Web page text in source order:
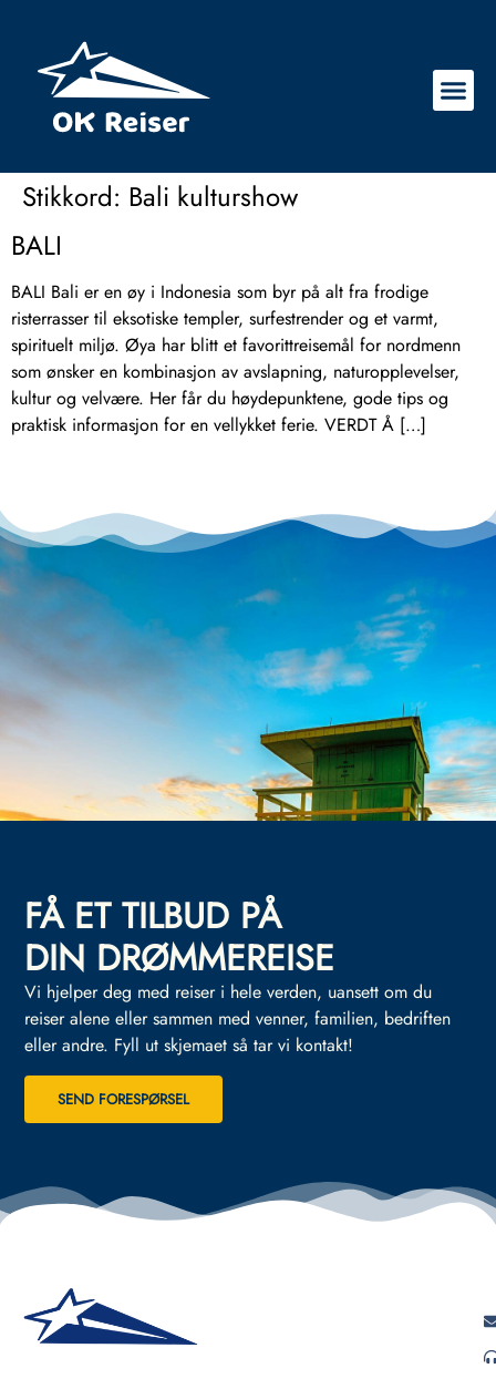
Stikkord: Bali kulturshow
BALI
BALI Bali er en øy i Indonesia som byr på alt fra frodige
risterrasser til eksotiske templer, surfestrender og et varmt,
spirituelt miljø. Øya har blitt et favorittreisemål for nordmenn
som ønsker en kombinasjon av avslapning, naturopplevelser,
kultur og velvære. Her får du høydepunktene, gode tips og
praktisk informasjon for en vellykket ferie. VERDT Å […]
FÅ ET TILBUD PÅ
DIN DRØMMEREISE
Vi hjelper deg med reiser i hele verden, uansett om du
reiser alene eller sammen med venner, familien, bedriften
eller andre. Fyll ut skjemaet så tar vi kontakt!
SEND FORESPØRSEL